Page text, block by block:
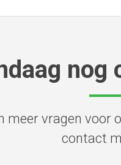
meer vragen
contact